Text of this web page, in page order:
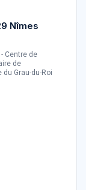
Nîmes
Centre de
de
Grau-du-Roi